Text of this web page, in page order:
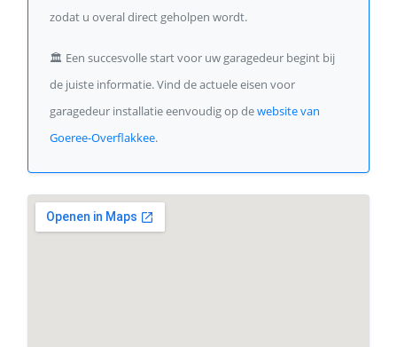
zodat u overal direct geholpen wordt.
🏛️ Een succesvolle start voor uw garagedeur begint bij
de juiste informatie. Vind de actuele eisen voor
garagedeur installatie eenvoudig op dewebsite van
Goeree-Overflakkee.